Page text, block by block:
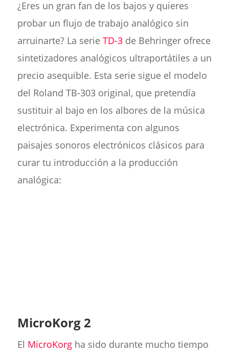
¿Eres un gran fan de los bajos y quieres
probar un flujo de trabajo analógico sin
arruinarte? La serie TD-3de Behringer ofrece
sintetizadores analógicos ultraportátiles a un
precio asequible. Esta serie sigue el modelo
del Roland TB-303 original, que pretendía
sustituir al bajo en los albores de la música
electrónica. Experimenta con algunos
paisajes sonoros electrónicos clásicos para
curar tu introducción a la producción
analógica:
MicroKorg 2
El MicroKorgha sido durante mucho tiempo